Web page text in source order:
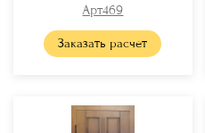
Арт469
Заказать расчет